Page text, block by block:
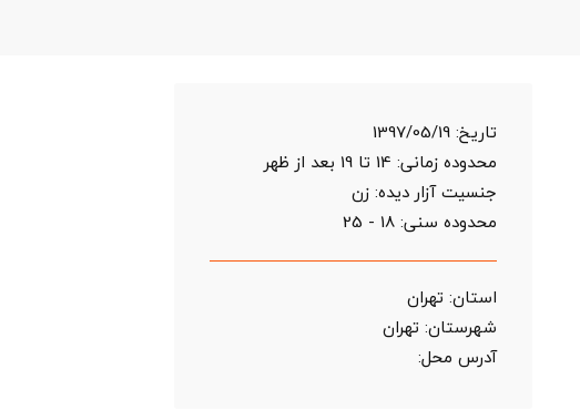
تاریخ: 1397/05/19
محدوده زمانی: 14 تا 19 بعد از ظهر
جنسیت آزار دیده: زن
محدوده سنی: 18 - 25
استان: تهران
شهرستان: تهران
آدرس محل: